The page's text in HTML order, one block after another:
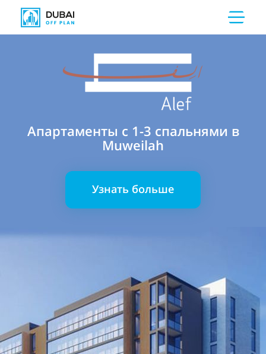
Апартаменты с 1-3 спальнями в
Muweilah
Узнать больше